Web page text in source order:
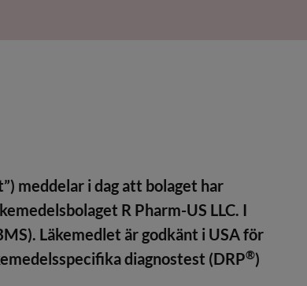
meddelar i dag att bolaget har
R Pharm-US LLC. I
Läkemedlet är godkänt i USA för
diagnostest (DRP®)